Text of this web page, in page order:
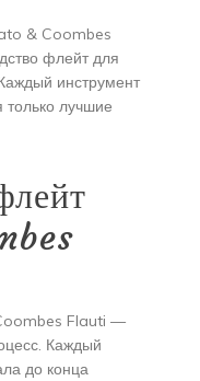
& Coombes
флейт для
инструмент
только лучшие
Flauti —
Каждый
до конца